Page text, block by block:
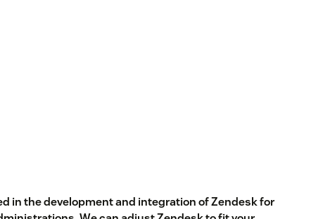
in the development and integration of Zendesk for